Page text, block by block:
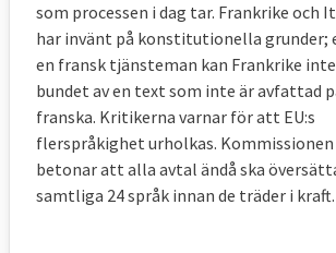
som processen i dag tar. Frankrike och
har invänt på konstitutionella grunder;
en fransk tjänsteman kan Frankrike
bundet av en text som inte är avfattad
franska. Kritikerna varnar för att EU:s
flerspråkighet urholkas. Kommissionen
betonar att alla avtal ändå ska
samtliga 24 språk innan de träder i kraft.